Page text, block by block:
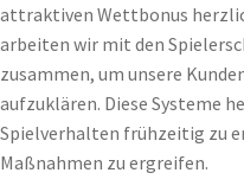
attraktiven Wettbonus
arbeiten wir mit den
zusammen, um unsere
aufzuklären. Diese Systeme
Spielverhalten frühzeitig zu
Maßnahmen zu ergreifen.